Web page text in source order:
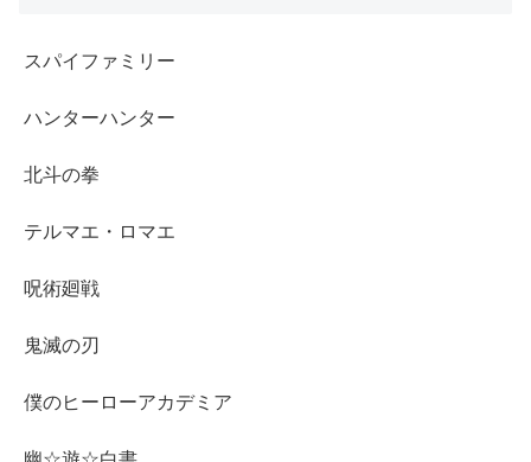
スパイファミリー
ハンターハンター
北斗の拳
テルマエ・ロマエ
呪術廻戦
鬼滅の刃
僕のヒーローアカデミア